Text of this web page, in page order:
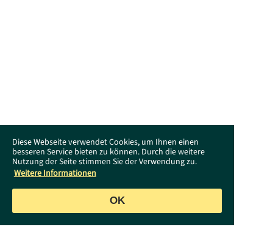
Diese Webseite verwendet Cookies, um Ihnen einen
besseren Service bieten zu können. Durch die weitere
Nutzung der Seite stimmen Sie der Verwendung zu.
Weitere Informationen
OK